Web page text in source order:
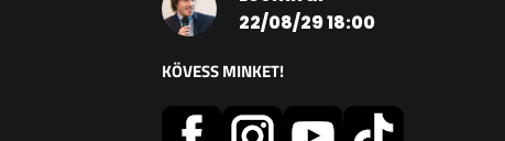
22/08/29 18:00
KÖVESS MINKET!